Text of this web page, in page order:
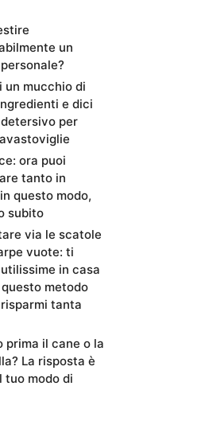
un
un mucchio di
e dici
per
ora puoi
tanto in
questo modo,
subito
via le scatole
vuote: ti
in casa
metodo
tanta
prima il cane o la
La risposta è
tuo modo di